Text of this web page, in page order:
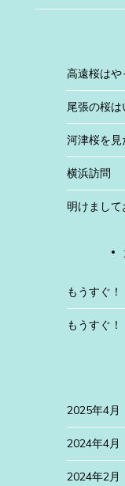
高遠桜はや
尾張の桜は
河津桜を見
横浜訪問
明けまし
もうすぐ！
もうすぐ！
2025年4月
2024年4月
2024年2月